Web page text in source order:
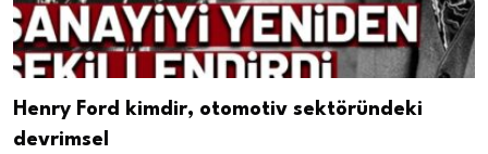
Henry Ford kimdir, otomotiv sektöründeki
devrimsel